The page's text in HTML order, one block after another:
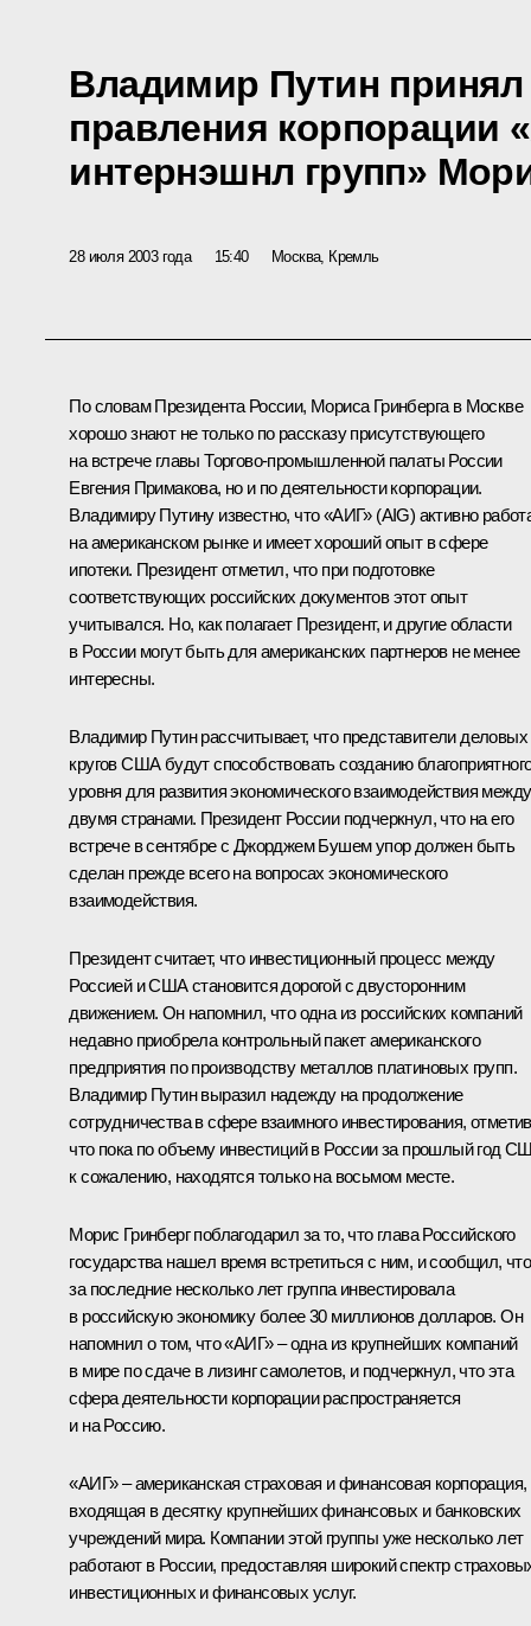
Владимир Путин принял
правления корпорации
интернэшнл групп»
28 июля 2003 года 15:40 Москва, Кремль
По словам Президента России, Мориса Гринберга в Москве
хорошо знают не только по рассказу присутствующего
на встрече главы Торгово-промышленной палаты России
Евгения Примакова, но и по деятельности корпорации.
Владимиру Путину известно, что «АИГ» (AIG) активно
на американском рынке и имеет хороший опыт в сфере
ипотеки. Президент отметил, что при подготовке
соответствующих российских документов этот опыт
учитывался. Но, как полагает Президент, и другие области
в России могут быть для американских партнеров не менее
интересны.
Владимир Путин рассчитывает, что представители деловых
кругов США будут способствовать созданию
уровня для развития экономического взаимодействия между
двумя странами. Президент России подчеркнул, что на его
встрече в сентябре с Джорджем Бушем упор должен быть
сделан прежде всего на вопросах экономического
взаимодействия.
Президент считает, что инвестиционный процесс между
Россией и США становится дорогой с двусторонним
движением. Он напомнил, что одна из российских компаний
недавно приобрела контрольный пакет американского
предприятия по производству металлов платиновых групп.
Владимир Путин выразил надежду на продолжение
сотрудничества в сфере взаимного инвестирования,
что пока по объему инвестиций в России за прошлый год
к сожалению, находятся только на восьмом месте.
Морис Гринберг поблагодарил за то, что глава Российского
государства нашел время встретиться с ним, и сообщил, что
за последние несколько лет группа инвестировала
в российскую экономику более 30 миллионов долларов. Он
напомнил о том, что «АИГ» – одна из крупнейших компаний
в мире по сдаче в лизинг самолетов, и подчеркнул, что эта
сфера деятельности корпорации распространяется
и на Россию.
«АИГ» – американская страховая и финансовая корпорация,
входящая в десятку крупнейших финансовых и банковских
учреждений мира. Компании этой группы уже несколько лет
работают в России, предоставляя широкий спектр
инвестиционных и финансовых услуг.